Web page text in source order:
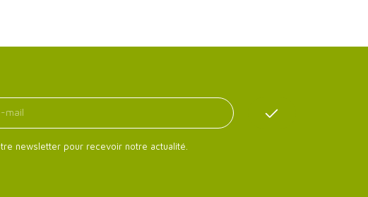
newsletter pour recevoir notre actualité.